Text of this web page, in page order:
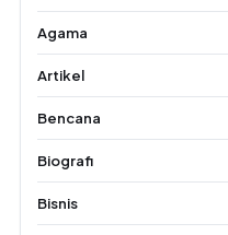
Agama
Artikel
Bencana
Biografi
Bisnis